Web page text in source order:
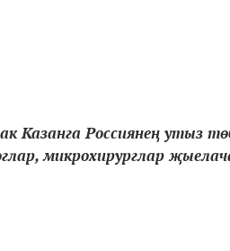
Казанга Россиянең утыз
микрохирурглар